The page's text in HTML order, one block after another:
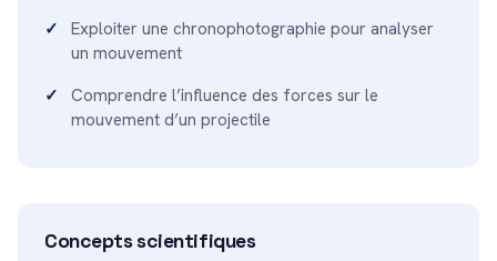
Exploiter une chronophotographie pour analyser
un mouvement
Comprendre l’influence des forces sur le
mouvement d’un projectile
Concepts scientifiques